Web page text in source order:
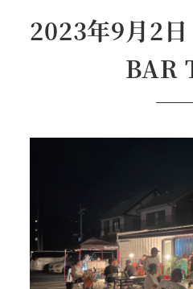
2023年9月2
BAR